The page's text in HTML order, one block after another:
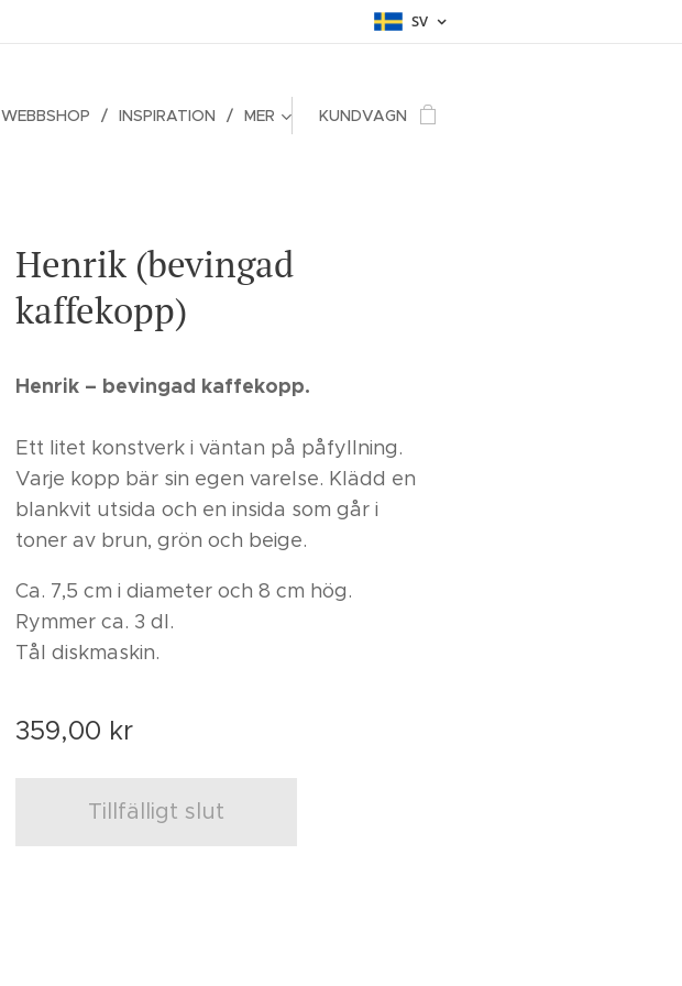
SV
WEBBSHOP INSPIRATION MER KUNDVAGN
Henrik (bevingad
kaffekopp)
Henrik – bevingad kaffekopp.
Ett litet konstverk i väntan på påfyllning.
Varje kopp bär sin egen varelse. Klädd en
blankvit utsida och en insida som går i
toner av brun, grön och beige.
Ca. 7,5 cm i diameter och 8 cm hög.
Rymmer ca. 3 dl.
Tål diskmaskin.
359,00 kr
Tillfälligt slut